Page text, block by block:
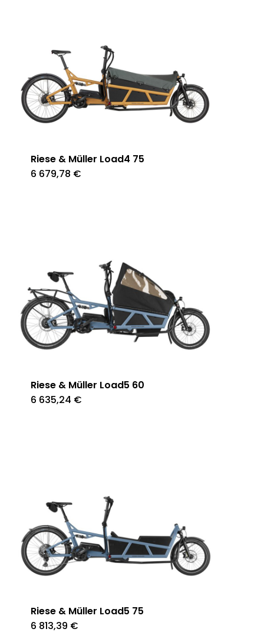
Riese & Müller Load4 75
6 679,78 €
Riese & Müller Load5 60
6 635,24 €
Riese & Müller Load5 75
6 813,39 €